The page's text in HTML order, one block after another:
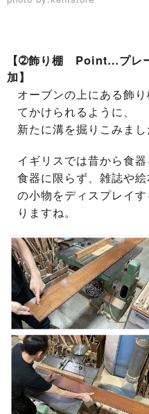
【➁飾り棚 Point…プレ
加】
オーブンの上にある飾
てかけられるように、
新たに溝を掘りこみまし
イギリスでは昔から食
食器に限らず、雑誌や
の小物をディスプレイ
りますね。